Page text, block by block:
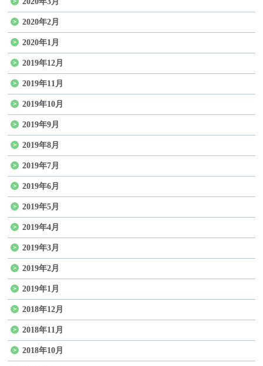
2020年2月
2020年1月
2019年12月
2019年11月
2019年10月
2019年9月
2019年8月
2019年7月
2019年6月
2019年5月
2019年4月
2019年3月
2019年2月
2019年1月
2018年12月
2018年11月
2018年10月